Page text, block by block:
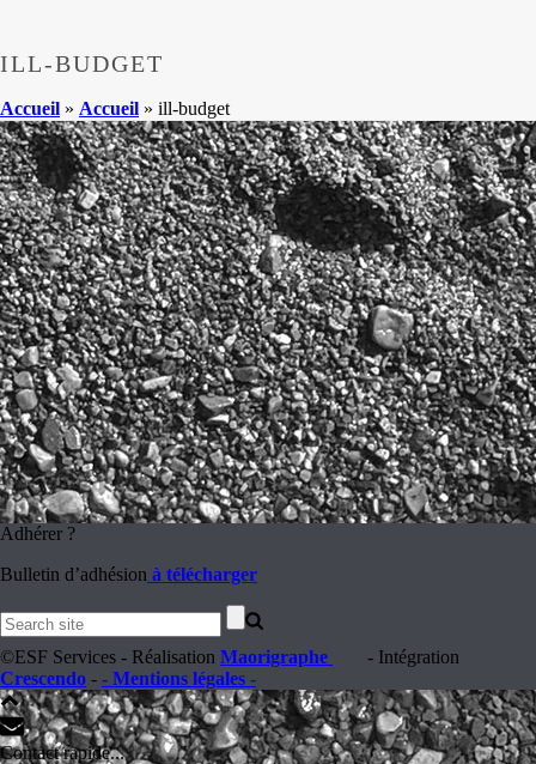
ILL-BUDGET
Accueil » Accueil » ill-budget
Adhérer ?
Bulletin d’adhésion à télécharger
©ESF Services - Réalisation Maorigraphe
- Intégration
Crescendo - - Mentions légales -
Contact rapide...